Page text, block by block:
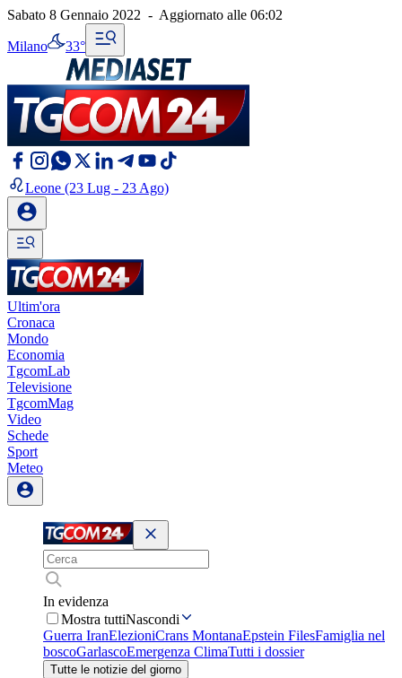
Sabato 8 Gennaio 2022 - Aggiornato alle 06:02
Milano 33°
Leone (23 Lug - 23 Ago)
Ultim'ora
Cronaca
Mondo
Economia
TgcomLab
Televisione
TgcomMag
Video
Schede
Sport
Meteo
In evidenza
Mostra tuttiNascondi
Guerra IranElezioniCrans MontanaEpstein FilesFamiglia nel
boscoGarlascoEmergenza ClimaTutti i dossier
Tutte le notizie del giorno